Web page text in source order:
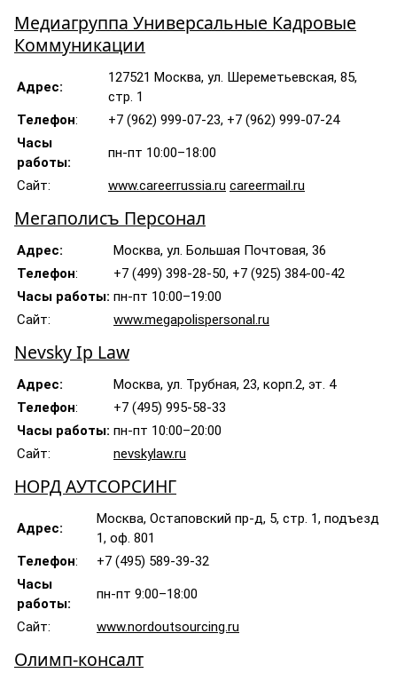
Медиагруппа Универсальные Кадровые
Коммуникации
Адрес:
127521 Москва, ул. Шереметьевская, 85,
стр. 1
Телефон:
+7 (962) 999-07-23, +7 (962) 999-07-24
Часы
работы:
пн-пт 10:00–18:00
Сайт: www.careerrussia.ru careermail.ru
Мегаполисъ Персонал
Адрес:
Москва, ул. Большая Почтовая, 36
Телефон:
+7 (499) 398-28-50, +7 (925) 384-00-42
Часы работы: пн-пт 10:00–19:00
Сайт:
www.megapolispersonal.ru
Nevsky Ip Law
Адрес:
Москва, ул. Трубная, 23, корп.2, эт. 4
Телефон:
+7 (495) 995-58-33
Часы работы: пн-пт 10:00–20:00
Сайт:
nevskylaw.ru
НОРД АУТСОРСИНГ
Адрес:
Москва, Остаповский пр-д, 5, стр. 1, подъезд
1, оф. 801
Телефон:
+7 (495) 589-39-32
Часы
работы:
пн-пт 9:00–18:00
Сайт: www.nordoutsourcing.ru
Олимп-консалт